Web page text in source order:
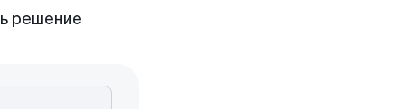
решение